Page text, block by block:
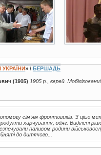
УКРАЇНИ» / БЕРШАДЬ
(1905) 1905 р., єврей.
сім'ям фронтовиків. З цією
харчування, одяг. Виділені
паливом родини
до дитячого...